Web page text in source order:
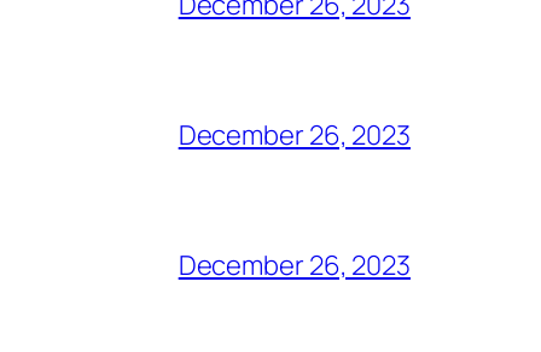
December 26, 2023
December 26, 2023